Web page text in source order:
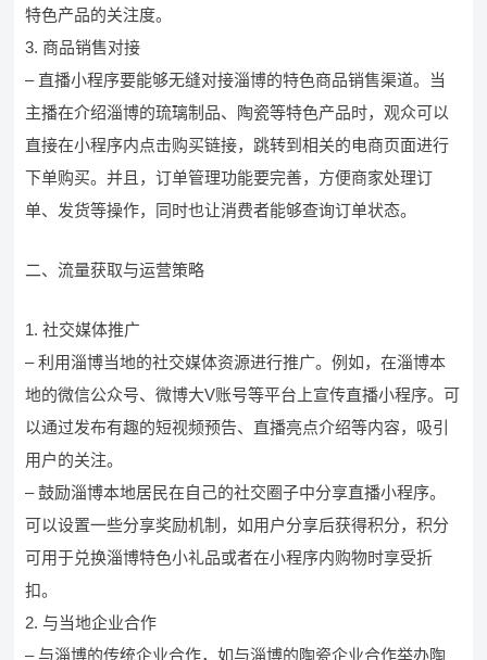
特色产品的关注度。
3. 商品销售对接
– 直播小程序要能够无缝对接淄博的特色商品销售渠道。当
主播在介绍淄博的琉璃制品、陶瓷等特色产品时，观众可以
直接在小程序内点击购买链接，跳转到相关的电商页面进行
下单购买。并且，订单管理功能要完善，方便商家处理订
单、发货等操作，同时也让消费者能够查询订单状态。
二、流量获取与运营策略
1. 社交媒体推广
– 利用淄博当地的社交媒体资源进行推广。例如，在淄博本
地的微信公众号、微博大V账号等平台上宣传直播小程序。可
以通过发布有趣的短视频预告、直播亮点介绍等内容，吸引
用户的关注。
– 鼓励淄博本地居民在自己的社交圈子中分享直播小程序。
可以设置一些分享奖励机制，如用户分享后获得积分，积分
可用于兑换淄博特色小礼品或者在小程序内购物时享受折
扣。
2. 与当地企业合作
– 与淄博的传统企业合作，如与淄博的陶瓷企业合作举办陶